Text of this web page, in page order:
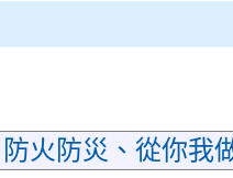
火防災、從你我